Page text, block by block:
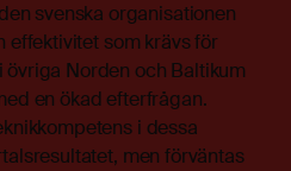
svenska organisationen
effektivitet som krävs för
Norden och Baltikum
en ökad efterfrågan.
i dessa
men förväntas